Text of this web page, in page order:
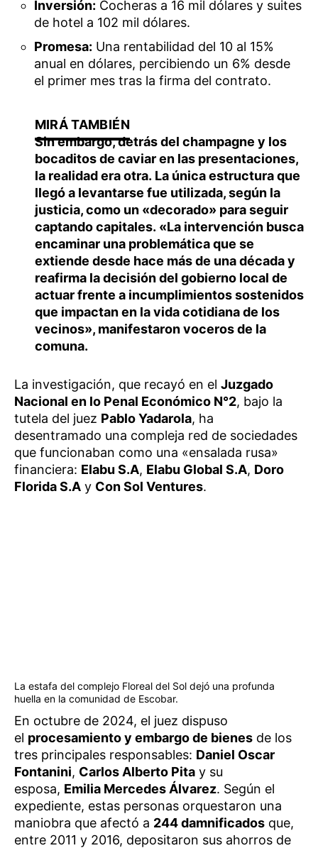
Inversión: Cocheras a 16 mil dólares y suites
de hotel a 102 mil dólares.
Promesa: Una rentabilidad del 10 al 15%
anual en dólares, percibiendo un 6% desde
el primer mes tras la firma del contrato.
Sin embargo, detrás del champagne y los
bocaditos de caviar en las presentaciones,
la realidad era otra. La única estructura que
llegó a levantarse fue utilizada, según la
justicia, como un «decorado» para seguir
captando capitales. «La intervención busca
encaminar una problemática que se
extiende desde hace más de una década y
reafirma la decisión del gobierno local de
actuar frente a incumplimientos sostenidos
que impactan en la vida cotidiana de los
vecinos», manifestaron voceros de la
comuna.
La investigación, que recayó en el Juzgado
Nacional en lo Penal Económico N°2, bajo la
tutela del juez Pablo Yadarola, ha
desentramado una compleja red de sociedades
que funcionaban como una «ensalada rusa»
financiera: Elabu S.A, Elabu Global S.A, Doro
Florida S.A y Con Sol Ventures.
La estafa del complejo Floreal del Sol dejó una profunda
huella en la comunidad de Escobar.
En octubre de 2024, el juez dispuso
el procesamiento y embargo de bienes de los
tres principales responsables: Daniel Oscar
Fontanini, Carlos Alberto Pita y su
esposa, Emilia Mercedes Álvarez. Según el
expediente, estas personas orquestaron una
maniobra que afectó a 244 damnificados que,
entre 2011 y 2016, depositaron sus ahorros de